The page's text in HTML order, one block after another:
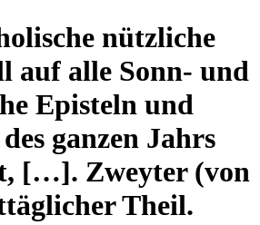
nützliche
auf alle Sonn- und
Episteln und
ganzen Jahrs
[…]. Zweyter (von
Theil.